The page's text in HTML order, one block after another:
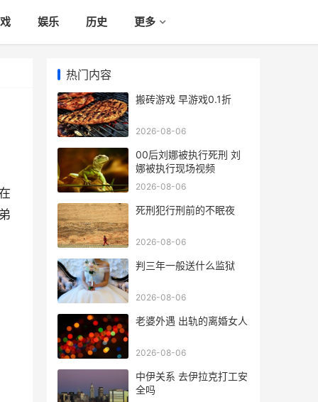
娱乐 历史 更多
热门内容
搬砖游戏 早游戏0.1折
2026-08-06
00后刘娜被执行死刑 刘
娜被执行现场视频
2026-08-06
死刑犯行刑前的不眠夜
2026-08-06
判三年一般送什么监狱
2026-08-06
老婆外遇 出轨的离婚女人
2026-08-06
中伊关系 去伊拉克打工安
全吗